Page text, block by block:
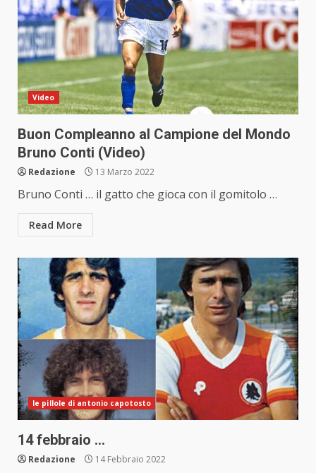
Video
Buon Compleanno al Campione del Mondo
Bruno Conti (Video)
Redazione 13 Marzo 2022
Bruno Conti … il gatto che gioca con il gomitolo …
Read More
le pillole di antonio capotosto
14 febbraio …
Redazione 14 Febbraio 2022